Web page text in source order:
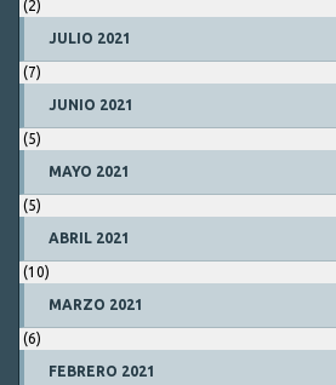
(2)
JULIO 2021
(7)
JUNIO 2021
(5)
MAYO 2021
(5)
ABRIL 2021
(10)
MARZO 2021
(6)
FEBRERO 2021